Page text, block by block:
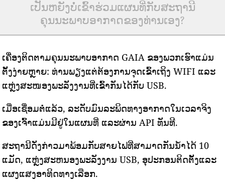
ເປັນຫຍັງບໍ່ເຂົ້າຮ່ວມແຜນທີ່ກັບສະຖານີ
ຄຸນນະພາບອາກາດຂອງທ່ານເອງ?
ເຄື່ອງຕິດຕາມຄຸນນະພາບອາກາດ GAIA ຂອງພວກເຮົາແມ່ນ
ຕັ້ງງ່າຍຫຼາຍ: ທ່ານພຽງແຕ່ຕ້ອງການຈຸດເຂົ້າເຖິງ WIFI ແລະ
ແຫຼ່ງສະໜອງພະລັງງານທີ່ເຂົ້າກັນໄດ້ກັບ USB.
ເມື່ອເຊື່ອມຕໍ່ແລ້ວ, ລະດັບມົນລະພິດທາງອາກາດໃນເວລາຈິງ
ຂອງເຈົ້າແມ່ນມີຢູ່ໃນແຜນທີ່ ແລະຜ່ານ API ທັນທີ.
ສະຖານີດັ່ງກ່າວມາພ້ອມກັບສາຍໄຟທີ່ສາມາດກັນນ້ໍາໄດ້ 10
ແມັດ, ແຫຼ່ງສະຫນອງພະລັງງານ USB, ອຸປະກອນຕິດຕັ້ງແລະ
ແຜງແສງອາທິດທາງເລືອກ.